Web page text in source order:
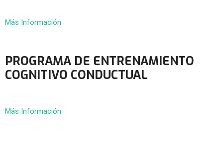
Más Información
PROGRAMA DE ENTRENAMIENTO
COGNITIVO CONDUCTUAL
Más Información